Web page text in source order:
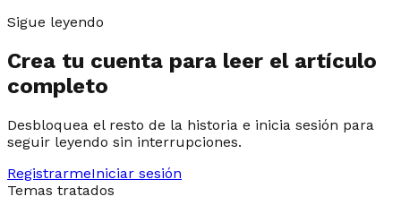
Sigue leyendo
Crea tu cuenta para leer el artículo
completo
Desbloquea el resto de la historia e inicia sesión para
seguir leyendo sin interrupciones.
RegistrarmeIniciar sesión
Temas tratados